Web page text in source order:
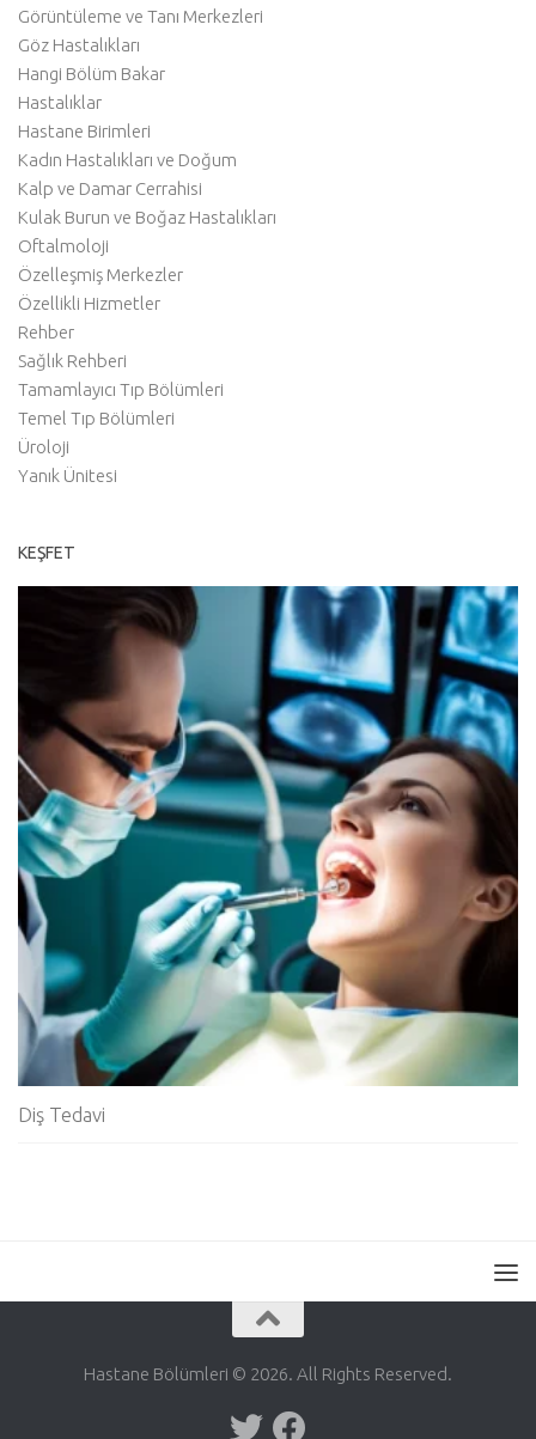
Görüntüleme ve Tanı Merkezleri
Göz Hastalıkları
Hangi Bölüm Bakar
Hastalıklar
Hastane Birimleri
Kadın Hastalıkları ve Doğum
Kalp ve Damar Cerrahisi
Kulak Burun ve Boğaz Hastalıkları
Oftalmoloji
Özelleşmiş Merkezler
Özellikli Hizmetler
Rehber
Sağlık Rehberi
Tamamlayıcı Tıp Bölümleri
Temel Tıp Bölümleri
Üroloji
Yanık Ünitesi
KEŞFET
Diş Tedavi
Hastane Bölümleri © 2026. All Rights Reserved.